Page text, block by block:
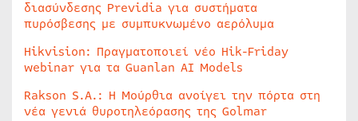
διασύνδεσης Previdia για συστήματα
πυρόσβεσης με συμπυκνωμένο αερόλυμα
Hikvision: Πραγματοποιεί νέο Hik-Friday
webinar για τα Guanlan AI Models
Rakson S.A.: Η Μούρθια ανοίγει την πόρτα στη
νέα γενιά θυροτηλεόρασης της Golmar